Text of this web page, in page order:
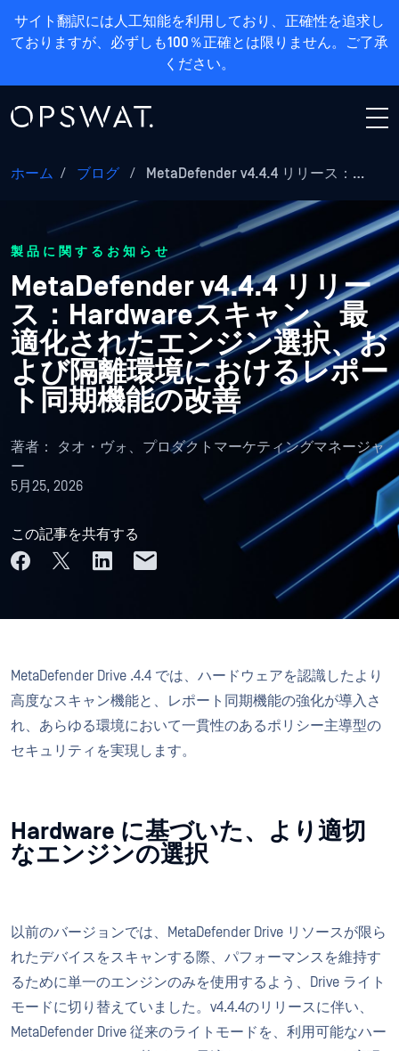
サイト翻訳には人工知能を利用しており、正確性を追求し
ておりますが、必ずしも100％正確とは限りません。ご了承
ください。
ホーム / ブログ / MetaDefender v4.4.4 リリース：…
製品に関するお知らせ
MetaDefender v4.4.4 リリー
ス：Hardwareスキャン、最
適化されたエンジン選択、お
よび隔離環境におけるレポー
ト同期機能の改善
著者：
タオ・ヴォ、プロダクトマーケティングマネージャ
ー
5月25, 2026
この記事を共有する
MetaDefender Drive .4.4 では、ハードウェアを認識したより
高度なスキャン機能と、レポート同期機能の強化が導入さ
れ、あらゆる環境において一貫性のあるポリシー主導型の
セキュリティを実現します。
Hardware に基づいた、より適切
なエンジンの選択
以前のバージョンでは、MetaDefender Drive リソースが限ら
れたデバイスをスキャンする際、パフォーマンスを維持す
るために単一のエンジンのみを使用するよう、Drive ライト
モードに切り替えていました。v4.4.4のリリースに伴い、
MetaDefender Drive 従来のライトモードを、利用可能なハー